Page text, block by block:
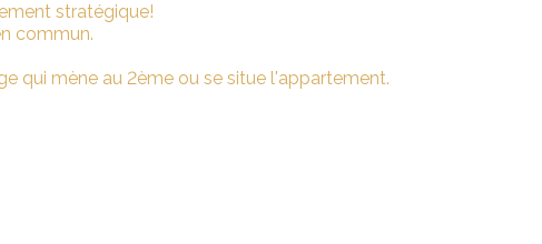
stratégique!
commun.
qui mène au 2ème ou se situe l'appartement.